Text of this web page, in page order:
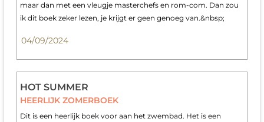
maar dan met een vleugje masterchefs en rom-com. Dan zou
ik dit boek zeker lezen, je krijgt er geen genoeg van.&nbsp;
04/09/2024
HOT SUMMER
HEERLIJK ZOMERBOEK
Dit is een heerlijk boek voor aan het zwembad. Het is een